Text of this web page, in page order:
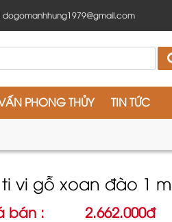
dogomanhhung1979@gmail.com
PHONG THỦY TIN TỨC
ti vi gỗ xoan đào 1
bán : 2.662.000đ